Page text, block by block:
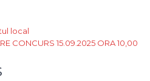
local
CONCURS 15.09.2025 ORA 10,00